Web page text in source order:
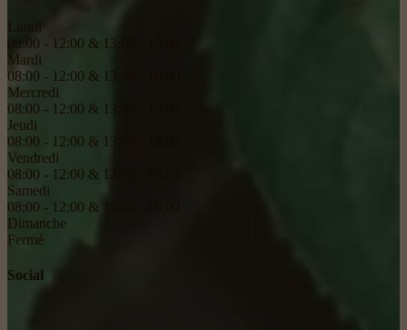
08:00 - 12:00 & 13:00 - 18:00
Mardi
08:00 - 12:00 & 13:00 - 18:00
Mercredi
08:00 - 12:00 & 13:00 - 18:00
Jeudi
08:00 - 12:00 & 13:00 - 18:00
Vendredi
08:00 - 12:00 & 13:00 - 18:00
Samedi
08:00 - 12:00 & 13:00 - 16:00
Dimanche
Fermé
Social